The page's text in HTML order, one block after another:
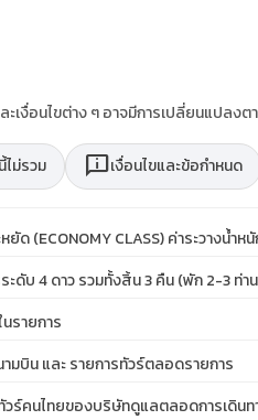
เงื่อนไขต่าง ๆ อาจมีการเปลี่ยนแปลง
ไม่รวม chat_infoเงื่อนไขและข้อกำหนด
ด (ECONOMY CLASS) ค่าระวางน้
ะดับ 4 ดาว รวมทั้งสิ้น 3 คืน (พัก 2-3 ท่า
รายการ
บิน และ รายการทัวร์ตลอดรายการ
วร์คนไทยของบริษัทดูแลตลอดการเดินท